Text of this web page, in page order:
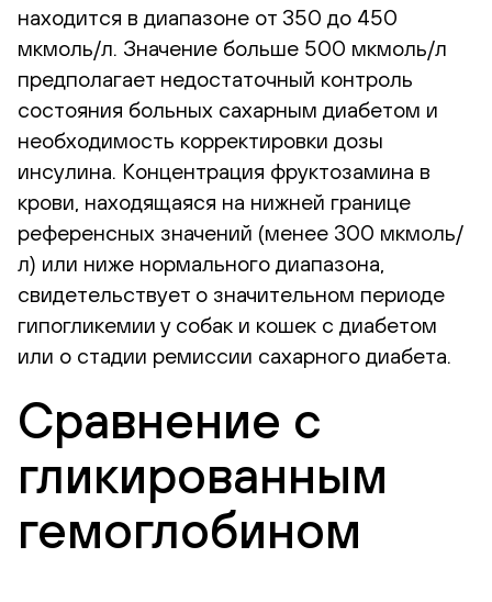
находится в диапазоне от 350 до 450
мкмоль/л. Значение больше 500 мкмоль/л
предполагает недостаточный контроль
состояния больных сахарным диабетом и
необходимость корректировки дозы
инсулина. Концентрация фруктозамина в
крови, находящаяся на нижней границе
референсных значений (менее 300 мкмоль/
л) или ниже нормального диапазона,
свидетельствует о значительном периоде
гипогликемии у собак и кошек с диабетом
или о стадии ремиссии сахарного диабета.
Сравнение с
гликированным
гемоглобином